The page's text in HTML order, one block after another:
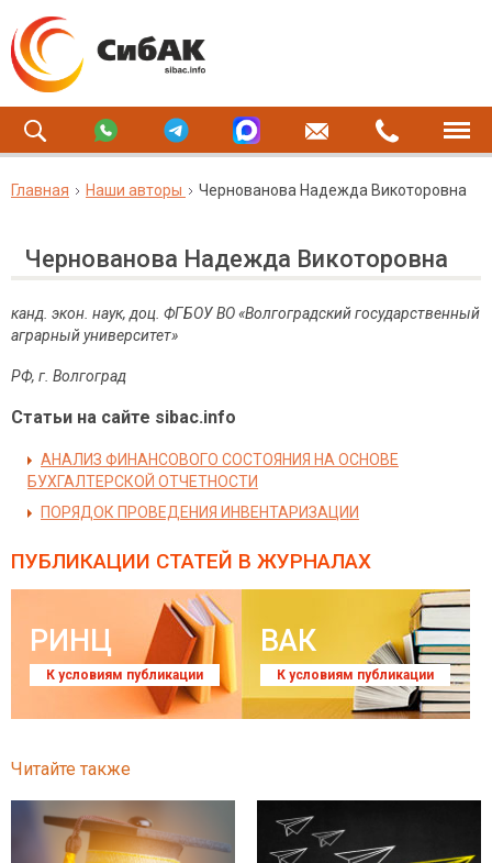
Главная Наши авторы Чернованова Надежда Викоторовна
Чернованова Надежда Викоторовна
канд. экон. наук, доц. ФГБОУ ВО «Волгоградский государственный
аграрный университет»
РФ, г. Волгоград
Статьи на сайте sibac.info
АНАЛИЗ ФИНАНСОВОГО СОСТОЯНИЯ НА ОСНОВЕ
БУХГАЛТЕРСКОЙ ОТЧЕТНОСТИ
ПОРЯДОК ПРОВЕДЕНИЯ ИНВЕНТАРИЗАЦИИ
ПУБЛИКАЦИИ СТАТЕЙ В ЖУРНАЛАХ
РИНЦ
К условиям публикации
ВАК
К условиям публикации
Читайте также